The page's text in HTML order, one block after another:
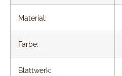
Material:
Farbe:
Blattwerk: